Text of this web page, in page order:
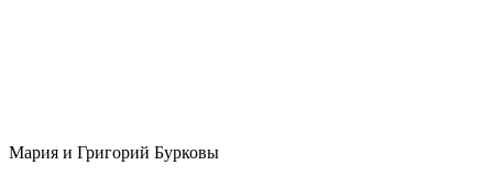
Мария и Григорий Бурковы